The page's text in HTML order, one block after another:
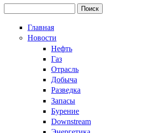
Главная
Новости
Нефть
Газ
Отрасль
Добыча
Разведка
Запасы
Бурение
Downstream